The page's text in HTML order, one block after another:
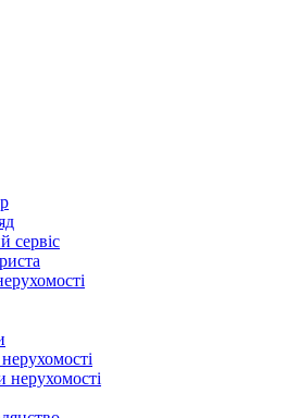
сервіс
нерухомості